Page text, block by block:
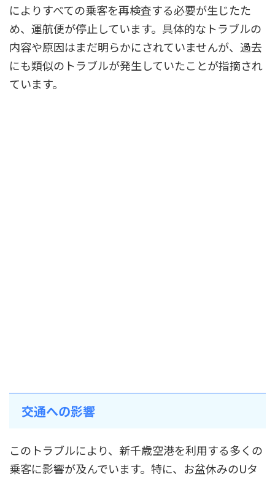
によりすべての乗客を再検査する必要が生じたた
め、運航便が停止しています。具体的なトラブルの
内容や原因はまだ明らかにされていませんが、過去
にも類似のトラブルが発生していたことが指摘され
ています。
交通への影響
このトラブルにより、新千歳空港を利用する多くの
乗客に影響が及んでいます。特に、お盆休みのUタ